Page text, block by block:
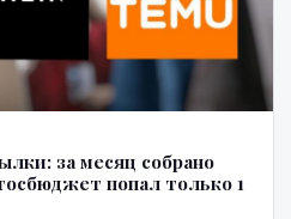
за месяц собрано
попал только 1